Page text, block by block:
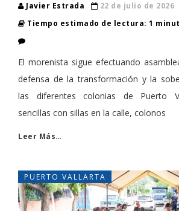
Javier Estrada
22 de julio de 2026
Tiempo estimado de lectura: 1
El morenista sigue efectuando
defensa de la transformación y la
las diferentes colonias de Puerto
sencillas con sillas en la calle, colonos
Leer Más…
PUERTO VALLARTA